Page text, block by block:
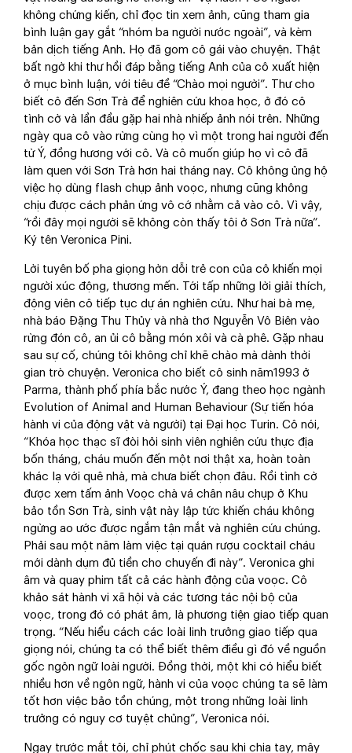
không chứng kiến, chỉ đọc tin xem ảnh, cũng tham gia
bình luận gay gắt “nhóm ba người nước ngoài”, và kèm
bản dịch tiếng Anh. Họ đã gom cô gái vào chuyện. Thật
bất ngờ khi thư hồi đáp bằng tiếng Anh của cô xuất hiện
ở mục bình luận, với tiêu đề “Chào mọi người”. Thư cho
biết cô đến Sơn Trà để nghiên cứu khoa học, ở đó cô
tình cờ và lần đầu gặp hai nhà nhiếp ảnh nói trên. Những
ngày qua cô vào rừng cùng họ vì một trong hai người đến
từ Ý, đồng hương với cô. Và cô muốn giúp họ vì cô đã
làm quen với Sơn Trà hơn hai tháng nay. Cô không ủng hộ
việc họ dùng flash chụp ảnh voọc, nhưng cũng không
chịu được cách phản ứng vô cớ nhằm cả vào cô. Vì vậy,
“rồi đây mọi người sẽ không còn thấy tôi ở Sơn Trà nữa”.
Ký tên Veronica Pini.
Lời tuyên bố pha giọng hờn dỗi trẻ con của cô khiến mọi
người xúc động, thương mến. Tới tấp những lời giải thích,
động viên cô tiếp tục dự án nghiên cứu. Như hai bà mẹ,
nhà báo Đặng Thu Thủy và nhà thơ Nguyễn Vô Biên vào
rừng đón cô, an ủi cô bằng món xôi và cà phê. Gặp nhau
sau sự cố, chúng tôi không chỉ khẽ chào mà dành thời
gian trò chuyện. Veronica cho biết cô sinh năm1993 ở
Parma, thành phố phía bắc nước Ý, đang theo học ngành
Evolution of Animal and Human Behaviour (Sự tiến hóa
hành vi của động vật và người) tại Đại học Turin. Cô nói,
“Khóa học thạc sĩ đòi hỏi sinh viên nghiên cứu thực địa
bốn tháng, cháu muốn đến một nơi thật xa, hoàn toàn
khác lạ với quê nhà, mà chưa biết chọn đâu. Rồi tình cờ
được xem tấm ảnh Voọc chà vá chân nâu chụp ở Khu
bảo tồn Sơn Trà, sinh vật này lập tức khiến cháu không
ngừng ao ước được ngắm tận mắt và nghiên cứu chúng.
Phải sau một năm làm việc tại quán rượu cocktail cháu
mới dành dụm đủ tiền cho chuyến đi này”. Veronica ghi
âm và quay phim tất cả các hành động của voọc. Cô
khảo sát hành vi xã hội và các tương tác nội bộ của
voọc, trong đó có phát âm, là phương tiện giao tiếp quan
trọng. “Nếu hiểu cách các loài linh trưởng giao tiếp qua
giọng nói, chúng ta có thể biết thêm điều gì đó về nguồn
gốc ngôn ngữ loài người. Đồng thời, một khi có hiểu biết
nhiều hơn về ngôn ngữ, hành vi của voọc chúng ta sẽ làm
tốt hơn việc bảo tồn chúng, một trong những loài linh
trưởng có nguy cơ tuyệt chủng”, Veronica nói.
Ngay trước mắt tôi, chỉ phút chốc sau khi chia tay, mây